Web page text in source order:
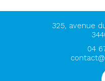
325, avenue
04